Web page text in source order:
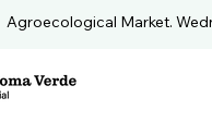
Agroecological Market.